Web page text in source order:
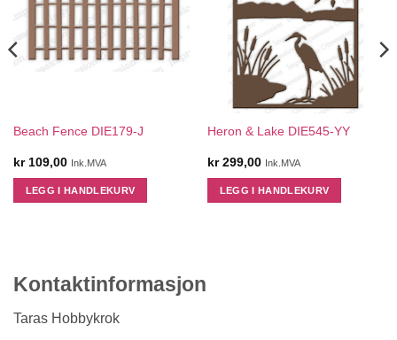
Beach Fence DIE179-J
kr109,00 Ink.MVA
LEGG I HANDLEKURV
Heron & Lake DIE545-YY
kr299,00 Ink.MVA
LEGG I HANDLEKURV
Kontaktinformasjon
Taras Hobbykrok